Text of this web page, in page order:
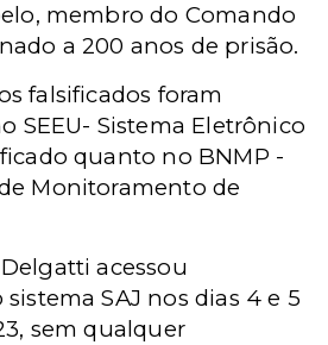
membro do Comando
a 200 anos de prisão.
falsificados foram
SEEU- Sistema Eletrônico
quanto no BNMP -
Monitoramento de
acessou
SAJ nos dias 4 e 5
sem qualquer